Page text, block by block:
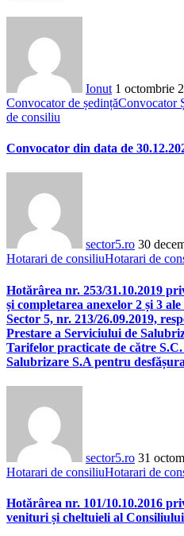
Ionut 1 octombrie
Convocator de ședințăConvocator
de consiliu
Convocator din data de
sector5.ro 30
Hotarari de consiliuHotarari de
Hotărârea nr. 253/31.10.2019
și completarea anexelor 2 și 3
Sector 5, nr. 213/26.09.2019,
Prestare a Serviciului de
Tarifelor practicate de către
Salubrizare S.A pentru
sector5.ro 31
Hotarari de consiliuHotarari de
Hotărârea nr. 101/10.10.2016
venituri și cheltuieli al